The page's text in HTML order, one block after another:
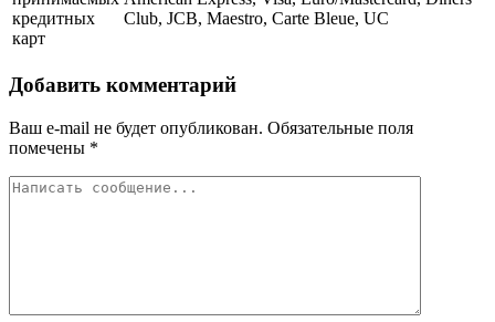
кредитных
карт
Club, JCB, Maestro, Carte Bleue, UC
Добавить комментарий
Ваш e-mail не будет опубликован. Обязательные поля
помечены *